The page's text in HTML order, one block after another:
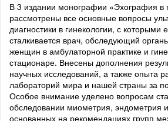
В 3 издании монографии «Эхография в
рассмотрены все основные вопросы
диагностики в гинекологии, с которыми
сталкивается врач, обследующий
женщин в амбулаторной практике и
стационаре. Внесены дополнения
научных исследований, а также опыта
лабораторий мира и нашей страны за
Особое внимание уделено вопросам
обследовании миометрия, эндометрия
основанных на рекомендациях групп